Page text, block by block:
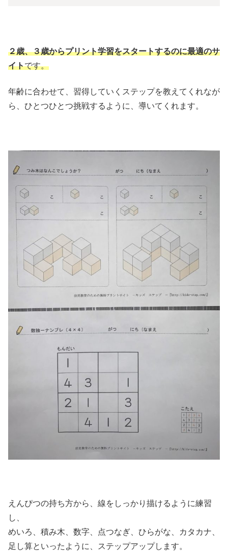
２歳、３歳からプリント学習をスタートするのに最適のサ
イトです。
年齢に合わせて、習得していくステップを教えてくれなが
ら、ひとつひとつ挑戦するように、導いてくれます。
えんぴつの持ち方から、線をしっかり描けるように練習
し、
めいろ、積み木、数字、点つなぎ、ひらがな、カタカナ、
足し算といったように、ステップアップします。